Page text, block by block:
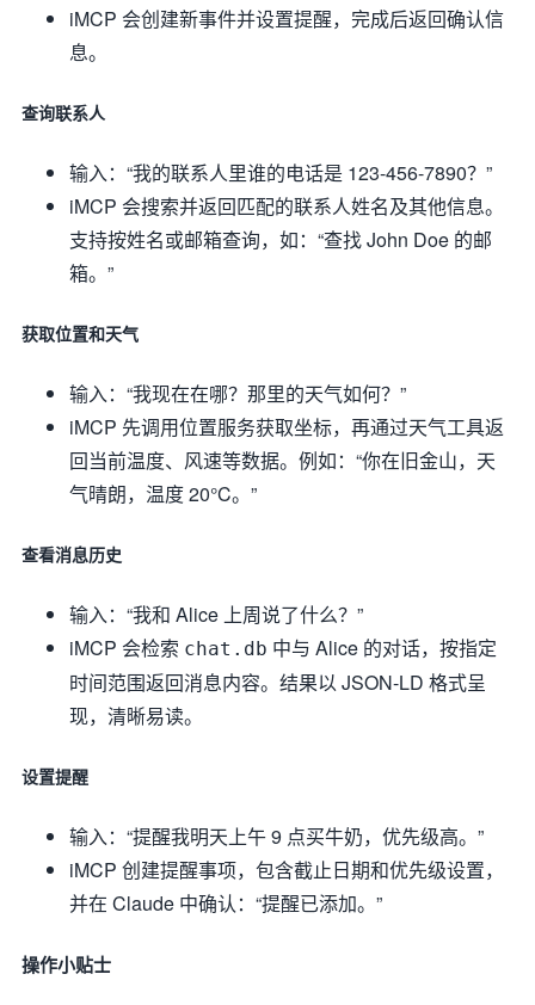
iMCP 会创建新事件并设置提醒，完成后返回确认信
息。
查询联系人
输入：“我的联系人里谁的电话是 123-456-7890？”
iMCP 会搜索并返回匹配的联系人姓名及其他信息。
支持按姓名或邮箱查询，如：“查找 John Doe 的邮
箱。”
获取位置和天气
输入：“我现在在哪？那里的天气如何？”
iMCP 先调用位置服务获取坐标，再通过天气工具返
回当前温度、风速等数据。例如：“你在旧金山，天
气晴朗，温度 20°C。”
查看消息历史
输入：“我和 Alice 上周说了什么？”
iMCP 会检索 chat.db 中与 Alice 的对话，按指定
时间范围返回消息内容。结果以 JSON-LD 格式呈
现，清晰易读。
设置提醒
输入：“提醒我明天上午 9 点买牛奶，优先级高。”
iMCP 创建提醒事项，包含截止日期和优先级设置，
并在 Claude 中确认：“提醒已添加。”
操作小贴士